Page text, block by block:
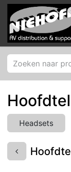
Overslaan naar
Headsets